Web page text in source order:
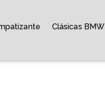
Clásicas BMW